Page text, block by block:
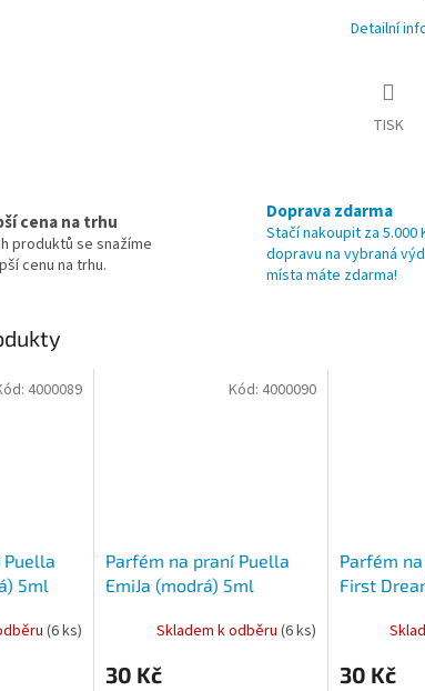
Detailní
TISK
cena na trhu
produktů se snažíme
cenu na trhu.
Doprava zdarma
Stačí nakoupit za 5.000
dopravu na vybraná
místa máte zdarma!
Puella
5ml
(6 ks)
4000089
Parfém na praní Puella
EmiJa (modrá) 5ml
Skladem k odběru (6 ks)
30 Kč
Kód: 4000090
Parfém
First
30 Kč